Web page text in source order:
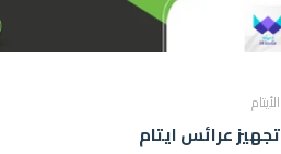
الأيتام
تجهيز عرائس ايتام